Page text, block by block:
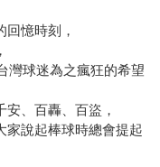
憶時刻，
灣球迷為之瘋狂的希望
、百轟、百盜，
家說起棒球時總會提起